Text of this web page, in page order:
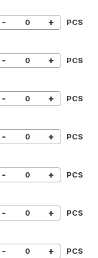
- + PCS
- + PCS
- + PCS
- + PCS
- + PCS
- + PCS
- + PCS